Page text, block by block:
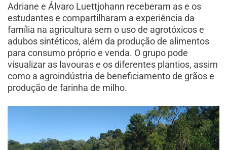
Adriane e Álvaro Luettjohann receberam as e os
estudantes e compartilharam a experiência da
família na agricultura sem o uso de agrotóxicos e
adubos sintéticos, além da produção de alimentos
para consumo próprio e venda. O grupo pode
visualizar as lavouras e os diferentes plantios, assim
como a agroindústria de beneficiamento de grãos e
produção de farinha de milho.